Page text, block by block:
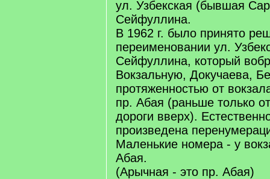
ул. Узбекская (бывшая
Сейфуллина.
В 1962 г. было принято
переименовании ул.
Сейфуллина, который
Вокзальную, Докучаева,
протяженностью от
пр. Абая (раньше только
дороги вверх).
произведена
Маленькие номера - у
Абая.
(Арычная - это пр. Абая)